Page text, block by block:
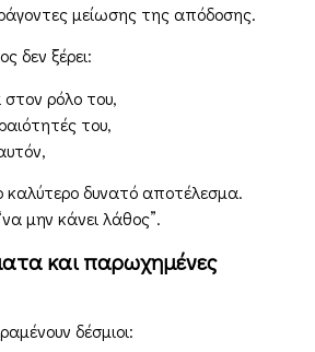
μείωσης της απόδοσης.
δεν ξέρει:
στον ρόλο του,
του,
καλύτερο δυνατό αποτέλεσμα.
μην κάνει λάθος”.
και παρωχημένες
δέσμιοι: